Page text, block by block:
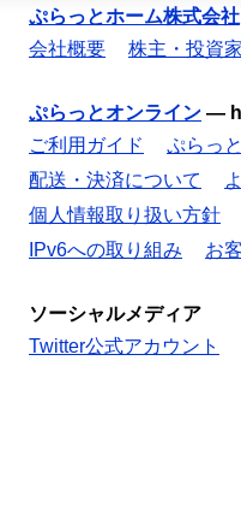
ぷらっとホーム株式会社
会社概要
株主・投資
ぷらっとオンライン —
ご利用ガイド
ぷらっ
配送・決済について
個人情報取り扱い方針
IPv6への取り組み
お
ソーシャルメディア
Twitter公式アカウント